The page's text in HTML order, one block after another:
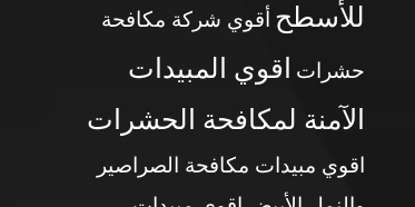
للأسطح أقوي شركة مكافحة
حشرات
اقوي المبيدات
الآمنة لمكافحة الحشرات
اقوي مبيدات مكافحة الصراصير